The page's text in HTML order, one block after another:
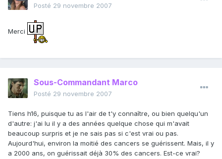
Posté 29 novembre 2007
Merci
Sous-Commandant Marco
Posté 29 novembre 2007
Tiens h16, puisque tu as l'air de t'y connaître, ou bien quelqu'un
d'autre: j'ai lu il y a des années quelque chose qui m'avait
beaucoup surpris et je ne sais pas si c'est vrai ou pas.
Aujourd'hui, environ la moitié des cancers se guérissent. Mais, il y
a 2000 ans, on guérissait déjà 30% des cancers. Est-ce vrai?